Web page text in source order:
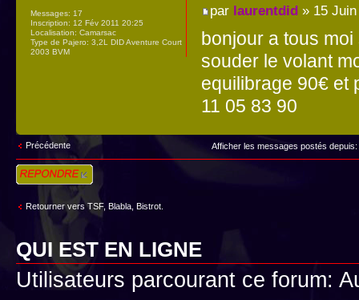
par laurentdid» 15 Juin
bonjour a tous
souder le volant
equilibrage 90€ et
11 05 83 90
Messages: 17
Inscription: 12 Fév 2011 20:25
Localisation: Camarsac
Type de Pajero: 3,2L DID Aventure Court
2003 BVM
Précédente Afficher les messages postés depuis:
Répondre
Retourner vers TSF, Blabla, Bistrot.
QUI EST EN LIGNE
Utilisateurs parcourant ce forum: